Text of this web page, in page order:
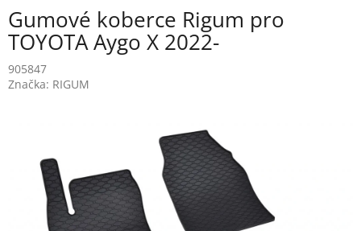
Gumové koberce Rigum pro
TOYOTA Aygo X 2022-
905847
Značka: RIGUM